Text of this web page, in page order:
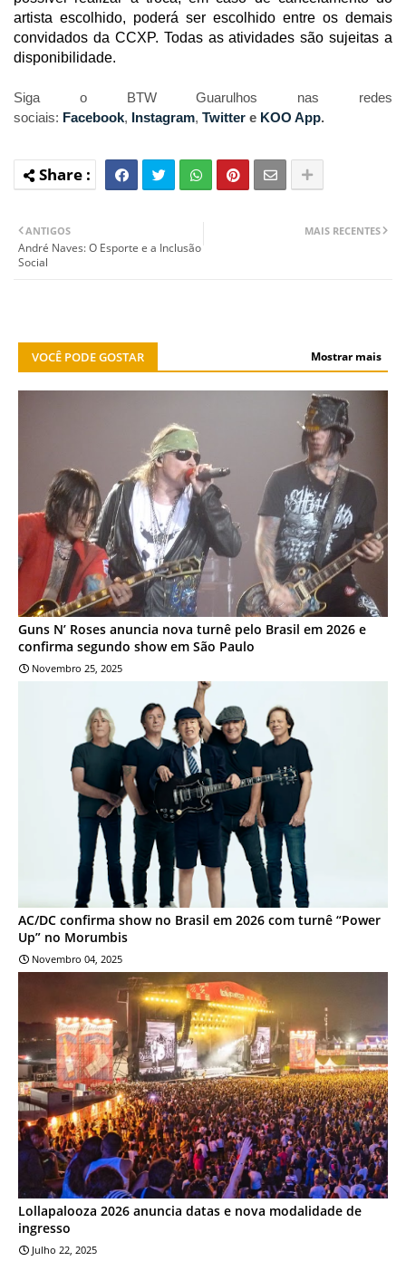
artista escolhido, poderá ser escolhido entre os demais
convidados da CCXP. Todas as atividades são sujeitas a
disponibilidade.
Siga o BTW Guarulhos nas redes
sociais: Facebook, Instagram, Twitter e KOO App.
MAIS RECENTES
ANTIGOS
André Naves: O Esporte e a Inclusão
Social
VOCÊ PODE GOSTAR Mostrar mais
Guns N’ Roses anuncia nova turnê pelo Brasil em 2026 e
confirma segundo show em São Paulo
Novembro 25, 2025
ENTRETENIMENTO
AC/DC confirma show no Brasil em 2026 com turnê “Power
Up” no Morumbis
Novembro 04, 2025
Lollapalooza 2026 anuncia datas e nova modalidade de
ingresso
Julho 22, 2025